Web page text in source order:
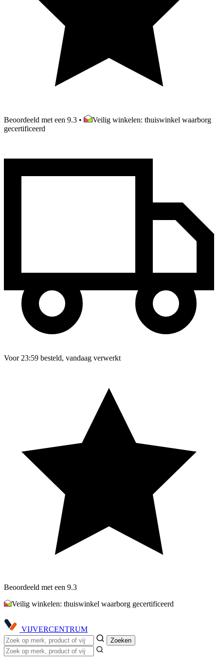
Beoordeeld met een 9.3 •
Veilig winkelen: thuiswinkel waarborg
gecertificeerd
Voor 23:59 besteld, vandaag verwerkt
Beoordeeld met een 9.3
Veilig winkelen: thuiswinkel waarborg gecertificeerd
VIJVERCENTRUM
Zoeken